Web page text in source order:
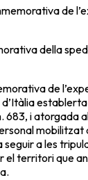
de
della
de
683, i atorgada
mobilitzat
a les
el territori que